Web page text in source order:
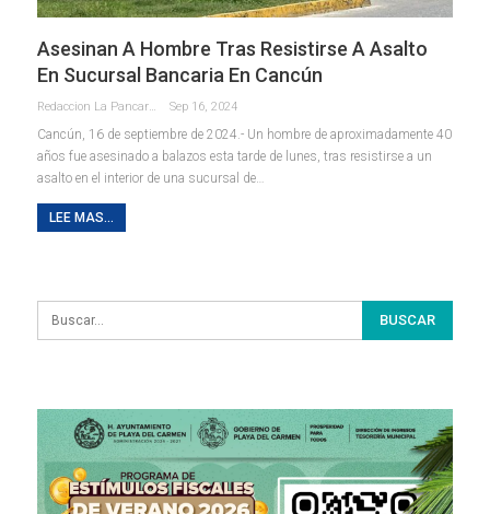
Asesinan A Hombre Tras Resistirse A Asalto
En Sucursal Bancaria En Cancún
Redaccion La Pancarta De Quintana Roo Sep 16, 2024
Cancún, 16 de septiembre de 2024.- Un hombre de aproximadamente 40
años fue asesinado a balazos esta tarde de lunes, tras resistirse a un
asalto en el interior de una sucursal de…
LEE MAS...